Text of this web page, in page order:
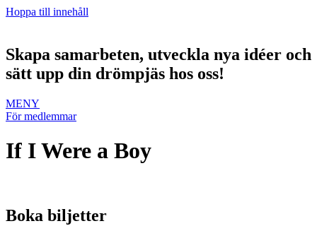
Hoppa till innehåll
Skapa samarbeten, utveckla nya idéer och
sätt upp din drömpjäs hos oss!
MENY
För medlemmar
If I Were a Boy
Boka biljetter